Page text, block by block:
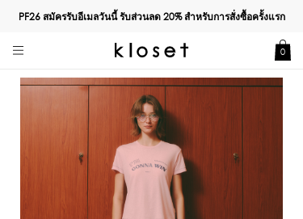
PF26 สมัครรับอีเมลวันนี้ รับส่วนลด20%สำหรับการสั่งซื้อครั้งแรก
0